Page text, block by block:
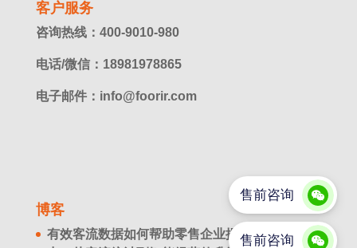
客户服务
咨询热线：400-9010-980
电话/微信：18981978865
电子邮件：info@foorir.com
博客
有效客流数据如何帮助零售企业提升经营决策能